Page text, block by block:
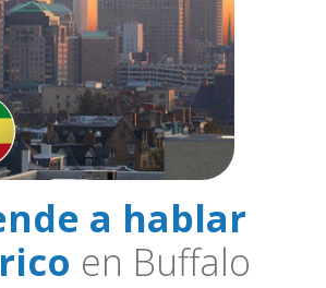
a hablar
en Buffalo